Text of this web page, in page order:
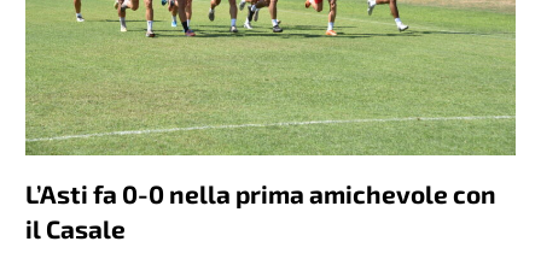
L’Asti fa 0-0 nella prima amichevole con
il Casale